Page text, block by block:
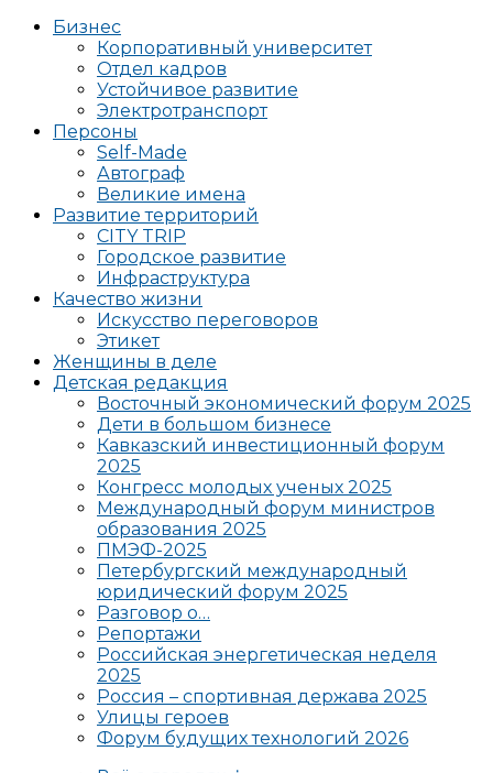
Бизнес
Корпоративный университет
Отдел кадров
Устойчивое развитие
Электротранспорт
Персоны
Self-Made
Автограф
Великие имена
Развитие территорий
CITY TRIP
Городское развитие
Инфраструктура
Качество жизни
Искусство переговоров
Этикет
Женщины в деле
Детская редакция
Восточный экономический форум 2025
Дети в большом бизнесе
Кавказский инвестиционный форум
2025
Конгресс молодых ученых 2025
Международный форум министров
образования 2025
ПМЭФ-2025
Петербургский международный
юридический форум 2025
Разговор о…
Репортажи
Российская энергетическая неделя
2025
Россия – спортивная держава 2025
Улицы героев
Форум будущих технологий 2026